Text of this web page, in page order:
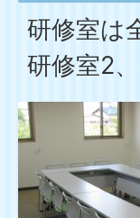
研修室は
研修室2